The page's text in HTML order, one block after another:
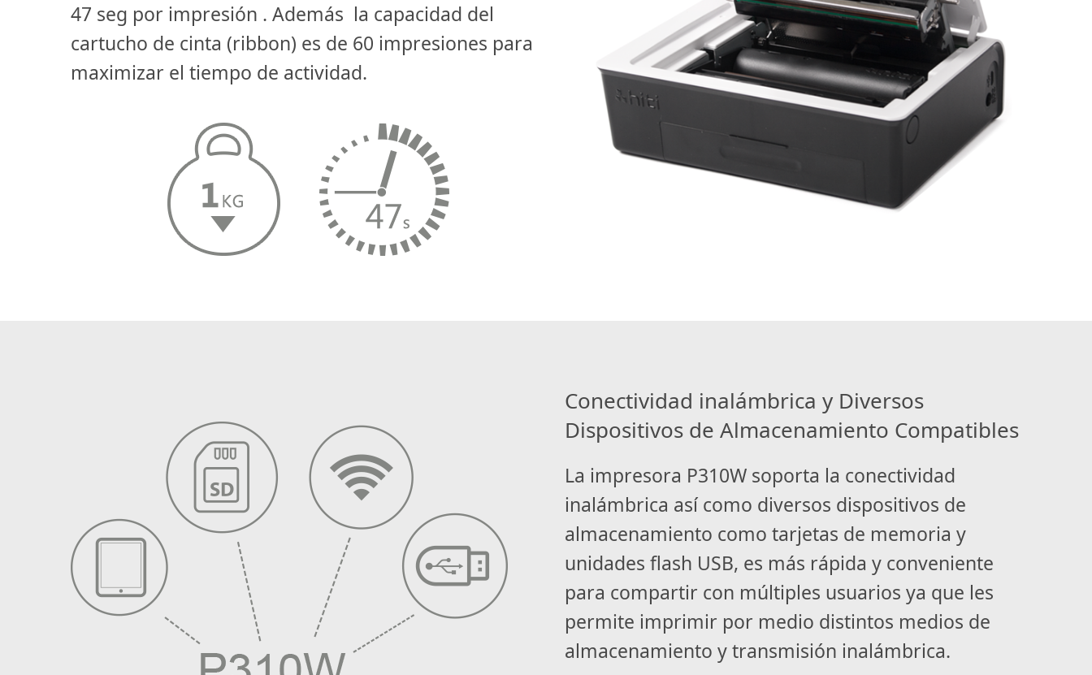
La cinta de casete Capacidad 4 x 6 ": 60 copias / cassette
Manera de imprimir WiFi 、 tarjeta de memoria 、 conexión a PC
Dispositivo compatible
Formatos de archivo de soporte
47 seg por impresión . Además la capacidad del
cartucho de cinta (ribbon) es de 60 impresiones para
maximizar el tiempo de actividad.
Conectividad inalámbrica y Diversos
Dispositivos de Almacenamiento Compatibles
La impresora P310W soporta la conectividad
inalámbrica así como diversos dispositivos de
almacenamiento como tarjetas de memoria y
unidades flash USB, es más rápida y conveniente
para compartir con múltiples usuarios ya que les
permite imprimir por medio distintos medios de
almacenamiento y transmisión inalámbrica.